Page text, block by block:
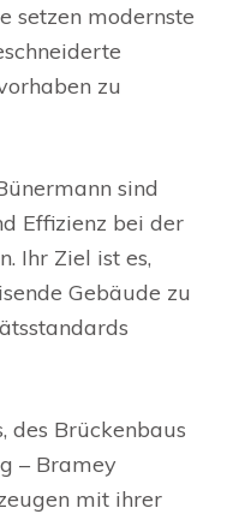
setzen modernste
zu
sind
Effizienz bei der
Ihr Ziel ist es,
Gebäude zu
des Brückenbaus
– Bramey
mit ihrer